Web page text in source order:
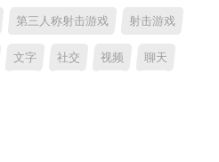
第三人称射击游戏 射击游戏
文字 社交 视频 聊天